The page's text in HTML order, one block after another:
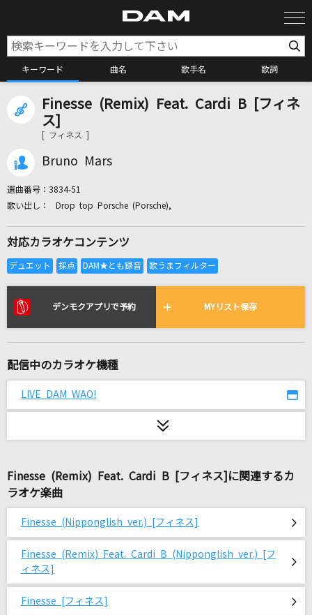
キーワード 曲名 歌手名 歌詞
カラオケ検索
カラオケリクエスト
リアルタイムで歌われている曲の一覧
君に最後の口づけを
ダーリン
Mrs. GREEN APPLE
ALICE(アリス)
鱗(うろこ)
秦 基博
[生音]あゝ人生に涙あり
里見浩太朗・横内正
1st Priority
メロキュア(岡崎律子&日向めぐみ)
Finesse (Remix) Feat. Cardi B [フィネ
ス]
[ フィネス ]
Bruno Mars
選曲番号： 3834-51
Drop top Porsche (Porsche),
対応カラオケコンテンツ
デンモクアプリで予約 MYリスト保存
配信中のカラオケ機種
LIVE DAM WAO!
Finesse (Remix) Feat. Cardi B [フィネス]に関連するカ
ラオケ楽曲
Finesse (Nipponglish ver.) [フィネス]
Finesse (Remix) Feat. Cardi B (Nipponglish ver.) [フ
ィネス]
Finesse [フィネス]